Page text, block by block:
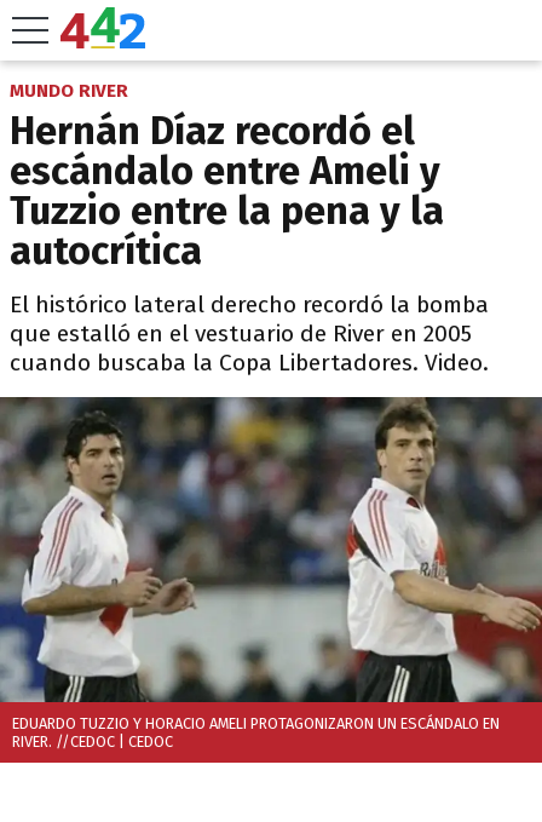
MUNDO RIVER
Hernán Díaz recordó el
escándalo entre Ameli y
Tuzzio entre la pena y la
autocrítica
El histórico lateral derecho recordó la bomba
que estalló en el vestuario de River en 2005
cuando buscaba la Copa Libertadores. Video.
EDUARDO TUZZIO Y HORACIO AMELI PROTAGONIZARON UN ESCÁNDALO EN
RIVER. //CEDOC | CEDOC